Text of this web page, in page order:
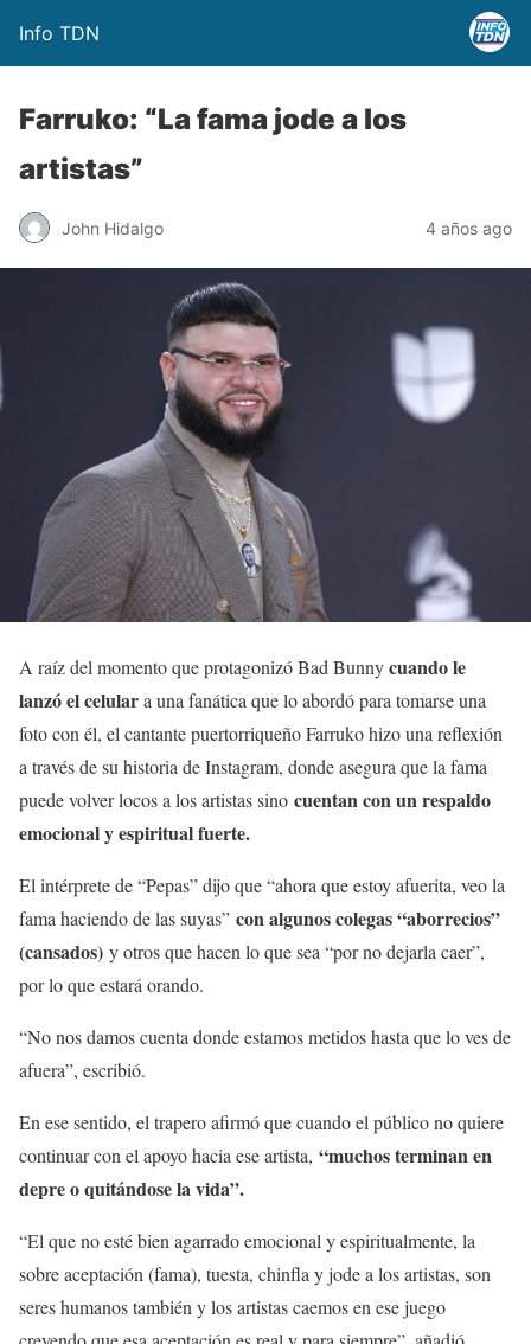
Info TDN
Farruko: “La fama jode a los
artistas”
John Hidalgo 4 años ago
A raíz del momento que protagonizó Bad Bunnycuando le
lanzó el celulara una fanática que lo abordó para tomarse una
foto con él, el cantante puertorriqueño Farruko hizo una reflexión
a través de su historia de Instagram, donde asegura que la fama
puede volver locos a los artistas sino cuentan con un respaldo
emocional y espiritual fuerte.
El intérprete de “Pepas” dijo que “ahora que estoy afuerita, veo la
fama haciendo de las suyas” con algunos colegas “aborrecios”
(cansados) y otros que hacen lo que sea “por no dejarla caer”,
por lo que estará orando.
“No nos damos cuenta donde estamos metidos hasta que lo ves de
afuera”, escribió.
En ese sentido, el trapero afirmó que cuando el público no quiere
continuar con el apoyo hacia ese artista, “muchos terminan en
depre o quitándose la vida”.
“El que no esté bien agarrado emocional y espiritualmente, la
sobre aceptación (fama), tuesta, chinfla y jode a los artistas, son
seres humanos también y los artistas caemos en ese juego